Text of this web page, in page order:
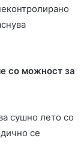
со можност за
сушно лето со
се